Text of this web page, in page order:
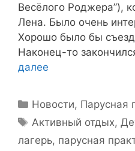
Весёлого Роджера”),
Лена. Было очень
Хорошо было бы
Наконец-то
далее
Рубрики
Новости, Парусная
Метки
Активный отдых,
лагерь, парусная